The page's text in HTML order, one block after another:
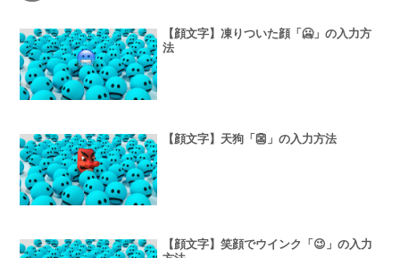
【顔文字】凍りついた顔「🥶」の入力方
法
【顔文字】天狗「👺」の入力方法
【顔文字】笑顔でウインク「😉」の入力